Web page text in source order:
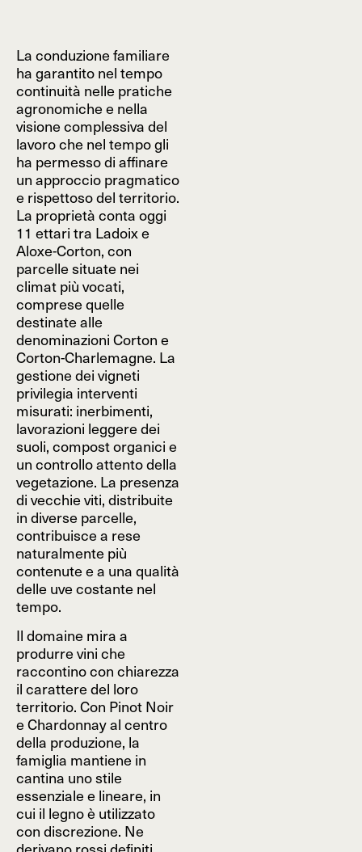
La conduzione familiare
ha garantito nel tempo
continuità nelle pratiche
agronomiche e nella
visione complessiva del
lavoro che nel tempo gli
ha permesso di affinare
un approccio pragmatico
e rispettoso del territorio.
La proprietà conta oggi
11 ettari tra Ladoix e
Aloxe-Corton, con
parcelle situate nei
climat più vocati,
comprese quelle
destinate alle
denominazioni Corton e
Corton-Charlemagne. La
gestione dei vigneti
privilegia interventi
misurati: inerbimenti,
lavorazioni leggere dei
suoli, compost organici e
un controllo attento della
vegetazione. La presenza
di vecchie viti, distribuite
in diverse parcelle,
contribuisce a rese
naturalmente più
contenute e a una qualità
delle uve costante nel
tempo.
Il domaine mira a
produrre vini che
raccontino con chiarezza
il carattere del loro
territorio. Con Pinot Noir
e Chardonnay al centro
della produzione, la
famiglia mantiene in
cantina uno stile
essenziale e lineare, in
cui il legno è utilizzato
con discrezione. Ne